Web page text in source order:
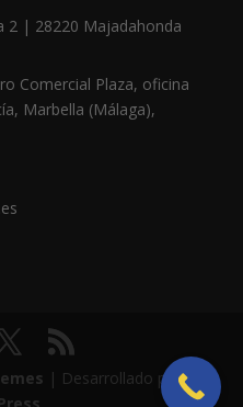
2 | 28220 Majadahonda
Comercial Plaza, oficina
Marbella (Málaga),
| Desarrollado por